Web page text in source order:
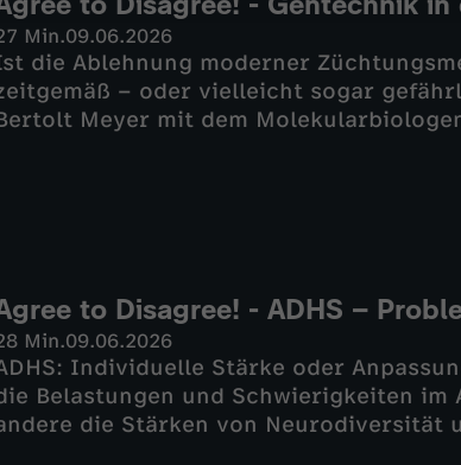
Min.09.06.2026
die Ablehnung moderner
– oder vielleicht sogar
Meyer mit dem
to Disagree! - ADHS –
Min.09.06.2026
Individuelle Stärke oder
Belastungen und Schwierigkeiten
die Stärken von Neurodiversität